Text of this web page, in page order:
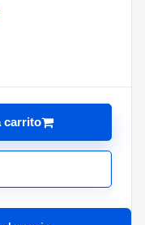
carrito